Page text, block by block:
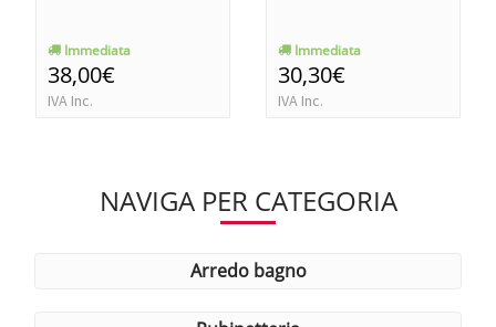
Immediata
38,00€
IVA Inc.
Immediata
30,30€
IVA Inc.
NAVIGA PER CATEGORIA
arredo bagno